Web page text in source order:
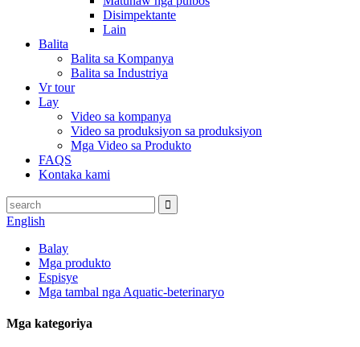
Disimpektante
Lain
Balita
Balita sa Kompanya
Balita sa Industriya
Vr tour
Lay
Video sa kompanya
Video sa produksiyon sa produksiyon
Mga Video sa Produkto
FAQS
Kontaka kami
English
Balay
Mga produkto
Espisye
Mga tambal nga Aquatic-beterinaryo
Mga kategoriya